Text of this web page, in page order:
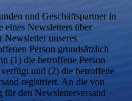
und Geschäftspartner in
eines Newsletters über
Newsletter unseres
Person grundsätzlich
(1) die betroffene Person
und (2) die betroffene
registriert. An die von
für den Newsletterversand